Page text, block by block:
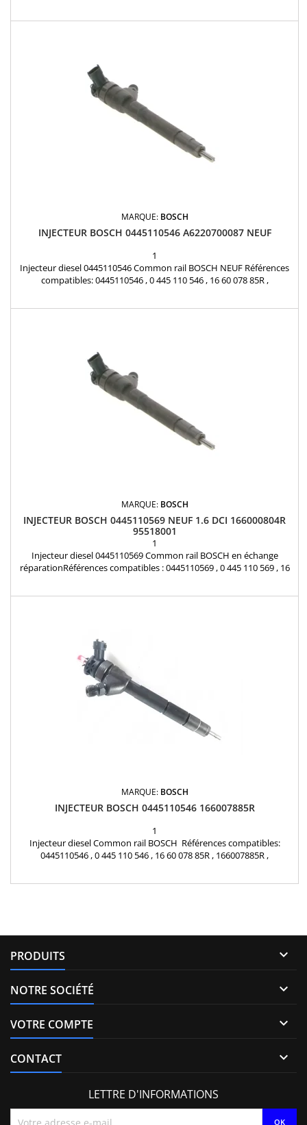
MARQUE: BOSCH
INJECTEUR BOSCH 0445110546 A6220700087 NEUF
1
Injecteur diesel 0445110546 Common rail BOSCH NEUF Références
compatibles: 0445110546 , 0 445 110 546 , 16 60 078 85R ,
MARQUE: BOSCH
INJECTEUR BOSCH 0445110569 NEUF 1.6 DCI 166000804R
95518001
1
Injecteur diesel 0445110569 Common rail BOSCH en échange
réparationRéférences compatibles : 0445110569 , 0 445 110 569 , 16
MARQUE: BOSCH
INJECTEUR BOSCH 0445110546 166007885R
1
Injecteur diesel Common rail BOSCH Références compatibles:
0445110546 , 0 445 110 546 , 16 60 078 85R , 166007885R ,
PRODUITS 
NOTRE SOCIÉTÉ 
VOTRE COMPTE 
CONTACT 
LETTRE D'INFORMATIONS